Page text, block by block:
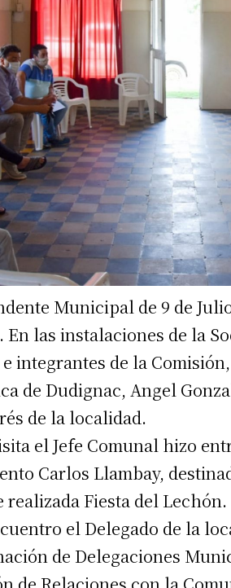
Municipal de 9 de
las instalaciones de la
integrantes de la
de Dudignac, Angel
de la localidad.
el Jefe Comunal hizo
Carlos Llambay,
realizada Fiesta del Lechón.
el Delegado de la
de Delegaciones
de Relaciones con la